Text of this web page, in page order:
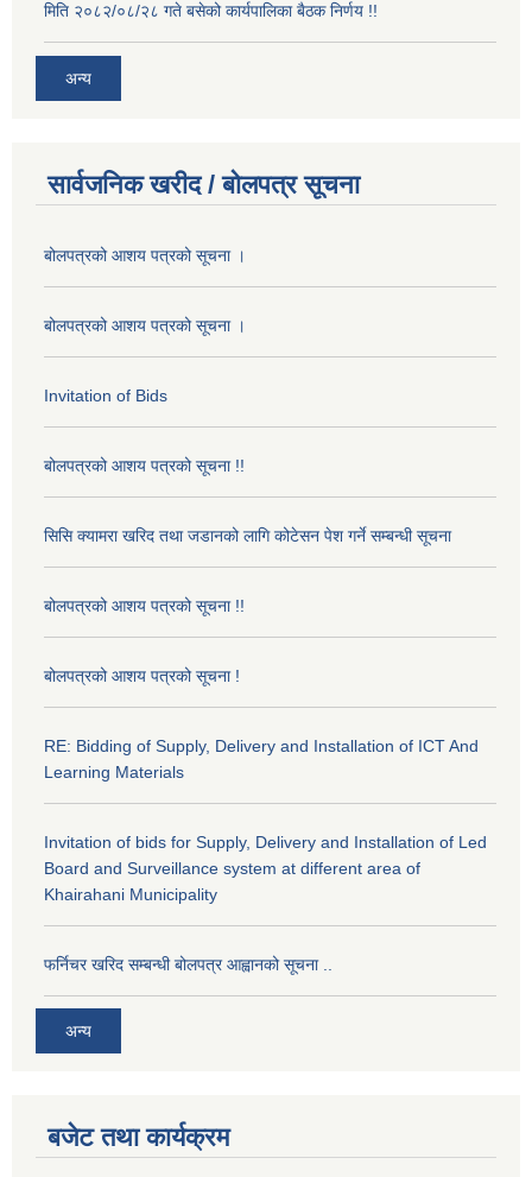
मिति २०८२/०८/२८ गते बसेको कार्यपालिका बैठक निर्णय !!
अन्य
सार्वजनिक खरीद / बोलपत्र सूचना
बोलपत्रको आशय पत्रको सूचना ।
बोलपत्रको आशय पत्रको सूचना ।
Invitation of Bids
बोलपत्रको आशय पत्रको सूचना !!
सिसि क्यामरा खरिद तथा जडानको लागि कोटेसन पेश गर्ने सम्बन्धी सूचना
बोलपत्रको आशय पत्रको सूचना !!
बोलपत्रको आशय पत्रको सूचना !
RE: Bidding of Supply, Delivery and Installation of ICT And
Learning Materials
Invitation of bids for Supply, Delivery and Installation of Led
Board and Surveillance system at different area of
Khairahani Municipality
फर्निचर खरिद सम्बन्धी बोलपत्र आह्वानको सूचना ..
अन्य
बजेट तथा कार्यक्रम